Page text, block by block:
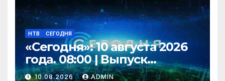
НТВ СЕГОДНЯ
«Сегодня»: 10 августа 2026
года. 08:00 | Выпуск
новостей | Новости НТВ
10.08.2026 ADMIN